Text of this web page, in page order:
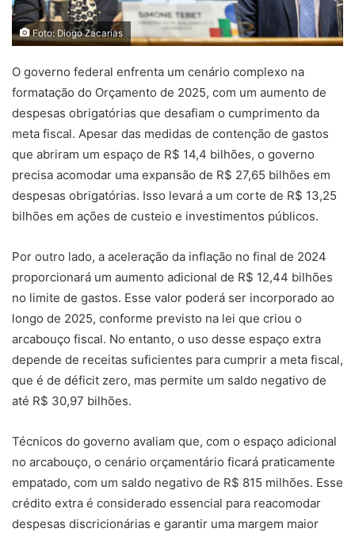
Foto: Diogo Zacarias
O governo federal enfrenta um cenário complexo na
formatação do Orçamento de 2025, com um aumento de
despesas obrigatórias que desafiam o cumprimento da
meta fiscal. Apesar das medidas de contenção de gastos
que abriram um espaço de R$ 14,4 bilhões, o governo
precisa acomodar uma expansão de R$ 27,65 bilhões em
despesas obrigatórias. Isso levará a um corte de R$ 13,25
bilhões em ações de custeio e investimentos públicos.
Por outro lado, a aceleração da inflação no final de 2024
proporcionará um aumento adicional de R$ 12,44 bilhões
no limite de gastos. Esse valor poderá ser incorporado ao
longo de 2025, conforme previsto na lei que criou o
arcabouço fiscal. No entanto, o uso desse espaço extra
depende de receitas suficientes para cumprir a meta fiscal,
que é de déficit zero, mas permite um saldo negativo de
até R$ 30,97 bilhões.
Técnicos do governo avaliam que, com o espaço adicional
no arcabouço, o cenário orçamentário ficará praticamente
empatado, com um saldo negativo de R$ 815 milhões. Esse
crédito extra é considerado essencial para reacomodar
despesas discricionárias e garantir uma margem maior